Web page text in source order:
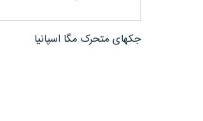
مشاهده محصول
جکهای متحرک مگا اسپانیا